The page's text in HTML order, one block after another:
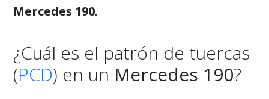
Mercedes 190.
¿Cuál es el patrón de tuercas
(PCD) en un Mercedes 190?